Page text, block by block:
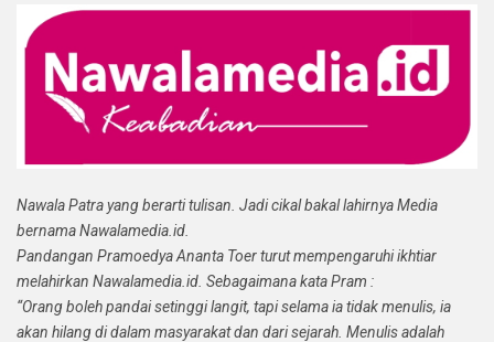
Nawala Patra yang berarti tulisan. Jadi cikal bakal lahirnya Media
bernama Nawalamedia.id.
Pandangan Pramoedya Ananta Toer turut mempengaruhi ikhtiar
melahirkan Nawalamedia.id. Sebagaimana kata Pram :
“Orang boleh pandai setinggi langit, tapi selama ia tidak menulis, ia
akan hilang di dalam masyarakat dan dari sejarah. Menulis adalah